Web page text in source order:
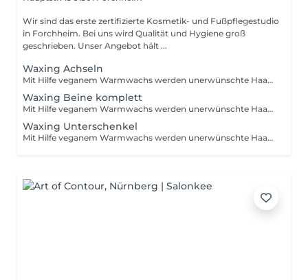
Wir sind das erste zertifizierte Kosmetik- und Fußpflegestudio
in Forchheim. Bei uns wird Qualität und Hygiene groß
geschrieben. Unser Angebot hält ...
Waxing Achseln
Mit Hilfe veganem Warmwachs werden unerwünschte Haare sanft und auf schonende Art entfernt Dauer: 30 Minuten Liebe Kundinnen, liebe Kunden, unsere Zeit ist kostbar und wird exklusiv für Sie geplant. Sollten Sie verhindert sein, Ihren Termin wahrzunehmen, bitten wir um eine rechtzeitige Absage bei uns, mindestens jedoch 24 Stunden vor dem Termin. Absagen können Sie uns gerne per WhatsApp, E-mail oder telefonisch zukommen lassen. Bei nicht rechtzeitig abgesagten Terminen bzw. Nichterscheinen ohne Absage, behalten wir uns vor, eine Ausfallgebühr in Höhe von 50% des Behandlungspreises zu verlangen. Bei Buchung eines Behandlungstermins erkennen Sie diese Regelungen an. Bitte beachten Sie, dass an Wochenenden, Ruhetagen, Feiertagen und außerhalb der Öffnungszeiten, die Absagen zur Kenntnis genommen werden, die Bestätigungen jedoch an dem nächsten Arbeitstag erfolgen.
Waxing Beine komplett
Mit Hilfe veganem Warmwachs werden unerwünschte Haare sanft und auf schonende Art entfernt Dauer: 60 Minuten Liebe Kundinnen, liebe Kunden, unsere Zeit ist kostbar und wird exklusiv für Sie geplant. Sollten Sie verhindert sein, Ihren Termin wahrzunehmen, bitten wir um eine rechtzeitige Absage bei uns, mindestens jedoch 24 Stunden vor dem Termin. Absagen können Sie uns gerne per WhatsApp, E-mail oder telefonisch zukommen lassen. Bei nicht rechtzeitig abgesagten Terminen bzw. Nichterscheinen ohne Absage, behalten wir uns vor, eine Ausfallgebühr in Höhe von 50% des Behandlungspreises zu verlangen. Bei Buchung eines Behandlungstermins erkennen Sie diese Regelungen an. Bitte beachten Sie, dass an Wochenenden, Ruhetagen, Feiertagen und außerhalb der Öffnungszeiten, die Absagen zur Kenntnis genommen werden, die Bestätigungen jedoch an dem nächsten Arbeitstag erfolgen.
Waxing Unterschenkel
Mit Hilfe veganem Warmwachs werden unerwünschte Haare sanft und auf schonende Art entfernt Dauer: 45 Minuten Liebe Kundinnen, liebe Kunden, unsere Zeit ist kostbar und wird exklusiv für Sie geplant. Sollten Sie verhindert sein, Ihren Termin wahrzunehmen, bitten wir um eine rechtzeitige Absage bei uns, mindestens jedoch 24 Stunden vor dem Termin. Absagen können Sie uns gerne per WhatsApp, E-mail oder telefonisch zukommen lassen. Bei nicht rechtzeitig abgesagten Terminen bzw. Nichterscheinen ohne Absage, behalten wir uns vor, eine Ausfallgebühr in Höhe von 50% des Behandlungspreises zu verlangen. Bei Buchung eines Behandlungstermins erkennen Sie diese Regelungen an. Bitte beachten Sie, dass an Wochenenden, Ruhetagen, Feiertagen und außerhalb der Öffnungszeiten, die Absagen zur Kenntnis genommen werden, die Bestätigungen jedoch an dem nächsten Arbeitstag erfolgen.